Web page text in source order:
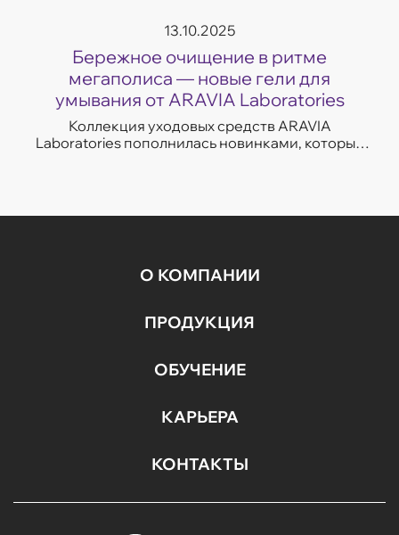
13.10.2025
Бережное очищение в ритме
мегаполиса — новые гели для
умывания от ARAVIA Laboratories
Коллекция уходовых средств ARAVIA
Laboratories пополнилась новинками, которые
О КОМПАНИИ
ПРОДУКЦИЯ
ОБУЧЕНИЕ
КАРЬЕРА
КОНТАКТЫ